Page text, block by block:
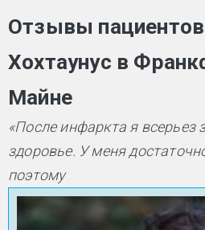
Отзывы
Хохтаунус в
Майне
«После инфаркта я всерьез
здоровье. У меня
поэтому